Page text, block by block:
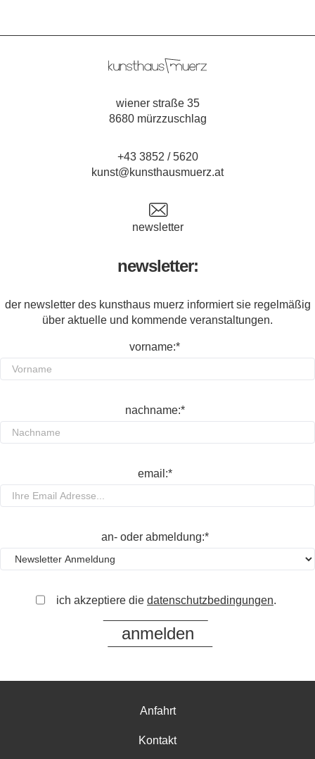
wiener straße 35
8680 mürzzuschlag
+43 3852 / 5620
kunst@kunsthausmuerz.at
newsletter
newsletter:
der newsletter des kunsthaus muerz informiert sie regelmäßig
über aktuelle und kommende veranstaltungen.
vorname:*
nachname:*
email:*
an- oder abmeldung:*
ich akzeptiere die datenschutzbedingungen.
Anfahrt
Kontakt